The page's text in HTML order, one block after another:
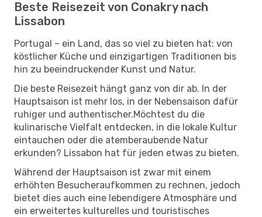
Beste Reisezeit von Conakry nach
Lissabon
Portugal – ein Land, das so viel zu bieten hat: von
köstlicher Küche und einzigartigen Traditionen bis
hin zu beeindruckender Kunst und Natur.
Die beste Reisezeit hängt ganz von dir ab. In der
Hauptsaison ist mehr los, in der Nebensaison dafür
ruhiger und authentischer.Möchtest du die
kulinarische Vielfalt entdecken, in die lokale Kultur
eintauchen oder die atemberaubende Natur
erkunden? Lissabon hat für jeden etwas zu bieten.
Während der Hauptsaison ist zwar mit einem
erhöhten Besucheraufkommen zu rechnen, jedoch
bietet dies auch eine lebendigere Atmosphäre und
ein erweitertes kulturelles und touristisches